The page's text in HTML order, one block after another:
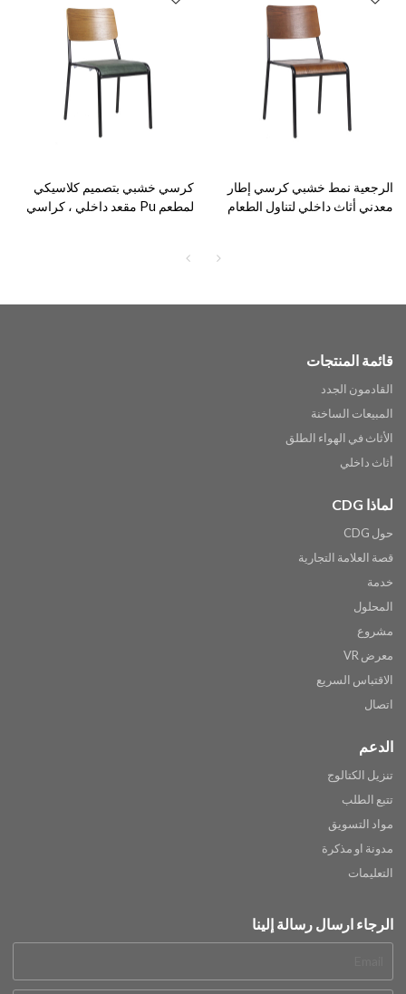
الرجعية نمط خشبي كرسي إطار
معدني أثاث داخلي لتناول الطعام
كرسي خشبي بتصميم كلاسيكي
لمطعم Pu مقعد داخلي ، كراسي
قائمة المنتجات
القادمون الجدد
المبيعات الساخنة
الأثاث في الهواء الطلق
أثاث داخلي
لماذا CDG
حول CDG
قصة العلامة التجارية
خدمة
المحلول
مشروع
معرض VR
الاقتباس السريع
اتصال
الدعم
تنزيل الكتالوج
تتبع الطلب
مواد التسويق
مدونة او مذكرة
التعليمات
الرجاء ارسال رسالة إلينا